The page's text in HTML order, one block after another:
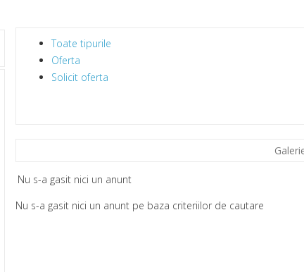
Toate tipurile
Oferta
Solicit oferta
Nu s-a gasit nici un anunt
Nu s-a gasit nici un anunt pe baza criteriilor de cautare